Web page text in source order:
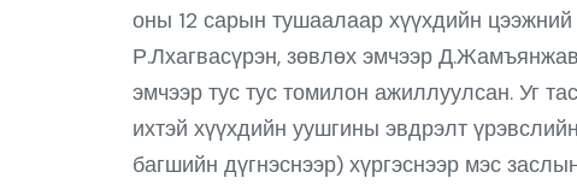
оны 12 сарын тушаалаар хүүхдийн цээжний
Р.Лхагвасүрэн, зөвлөх эмчээр
эмчээр тус тус томилон ажиллуулсан. Уг
ихтэй хүүхдийн уушгины эвдрэлт
багшийн дүгнэснээр) хүргэснээр мэс